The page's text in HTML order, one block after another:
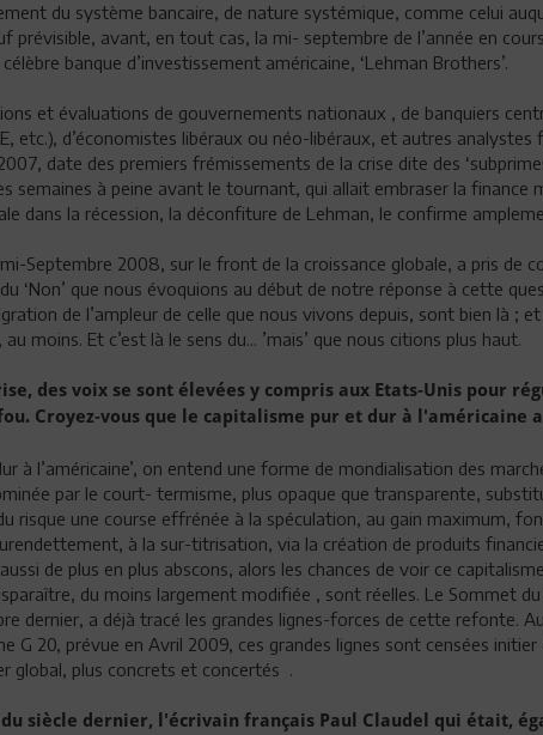
du système bancaire, de nature systémique, comme celui
prévisible, avant, en tout cas, la mi- septembre de l’année en
banque d’investissement américaine, ‘Lehman Brothers’.
et évaluations de gouvernements nationaux , de banquiers
etc.), d’économistes libéraux ou néo-libéraux, et autres analystes
date des premiers frémissements de la crise dite des
semaines à peine avant le tournant, qui allait embraser la finance
dans la récession, la déconfiture de Lehman, le confirme
mi-Septembre 2008, sur le front de la croissance globale, a pris de
‘Non’ que nous évoquions au début de notre réponse à cette
de l’ampleur de celle que nous vivons depuis, sont bien là ;
moins. Et c’est là le sens du... ’mais’ que nous citions plus haut.
des voix se sont élevées y compris aux Etats-Unis pour
Croyez-vous que le capitalisme pur et dur à l'américaine a
à l’américaine’, on entend une forme de mondialisation des
par le court- termisme, plus opaque que transparente,
risque une course effrénée à la spéculation, au gain maximum,
à la sur-titrisation, via la création de produits
de plus en plus abscons, alors les chances de voir ce
du moins largement modifiée , sont réelles. Le Sommet
dernier, a déjà tracé les grandes lignes-forces de cette refonte.
G 20, prévue en Avril 2009, ces grandes lignes sont censées
global, plus concrets et concertés .
siècle dernier, l'écrivain français Paul Claudel qui était,